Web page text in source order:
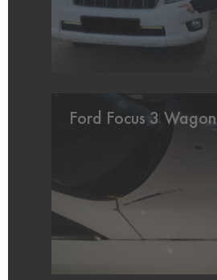
Ford Focus 3 Wagon